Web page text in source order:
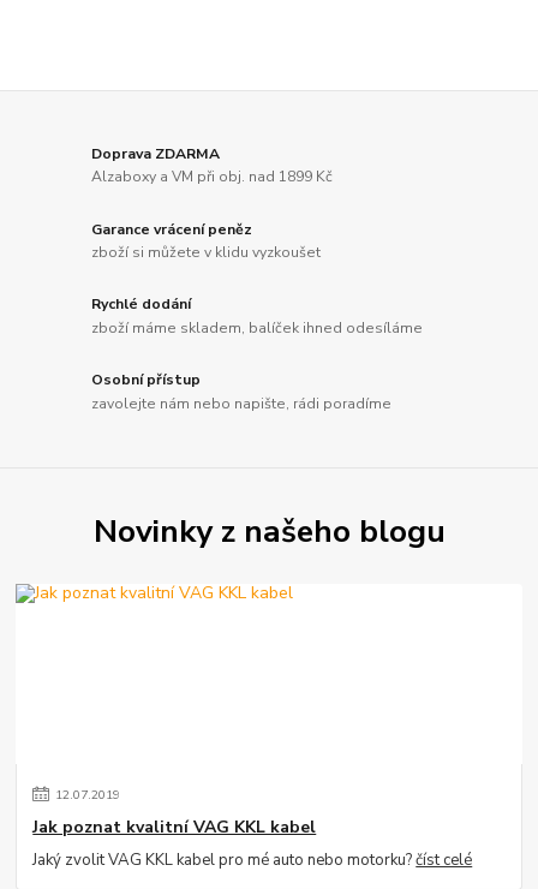
Doprava ZDARMA
Alzaboxy a VM při obj. nad 1899 Kč
Garance vrácení peněz
zboží si můžete v klidu vyzkoušet
Rychlé dodání
zboží máme skladem, balíček ihned odesíláme
Osobní přístup
zavolejte nám nebo napište, rádi poradíme
Novinky z našeho blogu
12.07.2019
Jak poznat kvalitní VAG KKL kabel
Jaký zvolit VAG KKL kabel pro mé auto nebo motorku?číst celé